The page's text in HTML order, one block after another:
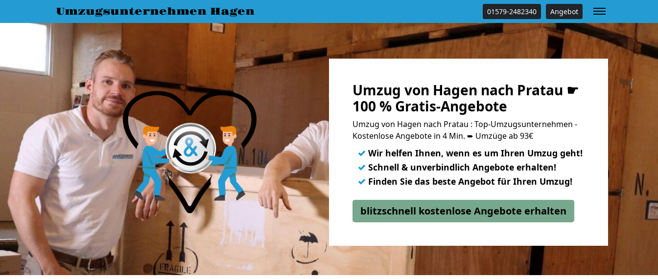
Umzugsunternehmen Hagen 01579-2482340 Angebot
Umzug von Hagen nach Pratau ☛
100 % Gratis-Angebote
Umzug von Hagen nach Pratau : Top-Umzugsunternehmen -
Kostenlose Angebote in 4 Min. ➨ Umzüge ab 93€
✓ Wir helfen Ihnen, wenn es um Ihren Umzug geht!
✓ Schnell & unverbindlich Angebote erhalten!
✓ Finden Sie das beste Angebot für Ihren Umzug!
blitzschnell kostenlose Angebote erhalten